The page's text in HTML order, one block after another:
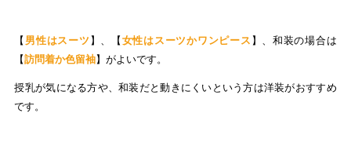
【男性はスーツ】、【女性はスーツかワンピース】、和装の場合は
【訪問着か色留袖】がよいです。
授乳が気になる方や、和装だと動きにくいという方は洋装がおすすめ
です。